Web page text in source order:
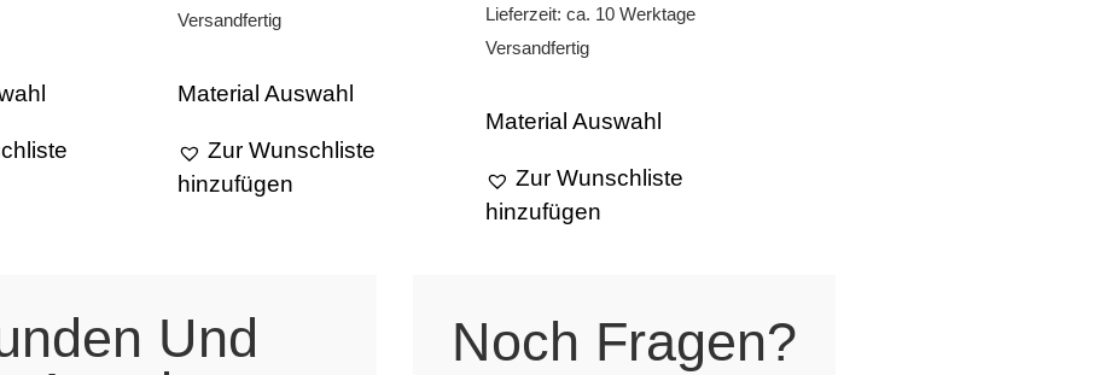
Versandfertig
Material Auswahl
Zur Wunschliste
hinzufügen
Lieferzeit: ca. 10 Werktage
Versandfertig
Material Auswahl
Zur Wunschliste
hinzufügen
Und
Noch Fragen?